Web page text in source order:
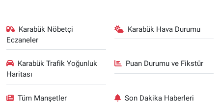
Karabük Nöbetçi
Eczaneler
Karabük Hava Durumu
Karabük Trafik Yoğunluk
Haritası
Puan Durumu ve Fikstür
Tüm Manşetler Son Dakika Haberleri